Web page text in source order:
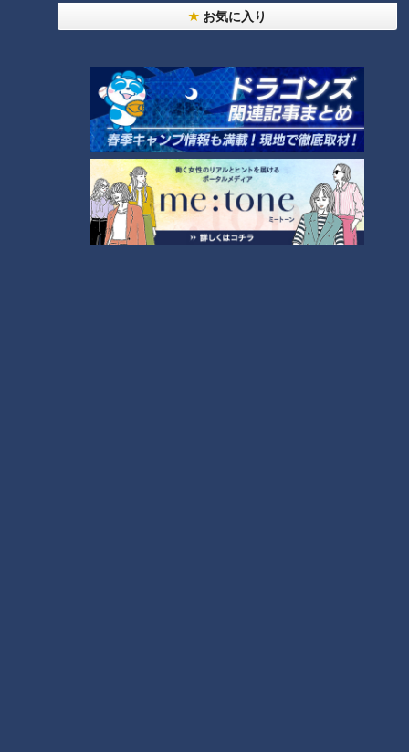
お気に入り
「サンデードラゴンズ」より立浪和義監督(C)CBCテレビ
察するならば低迷しているチーム成績だろうか。Ｒ．マルティ
ネス投手の個人成績を振り返ると、２０２２年が３９セーブを
挙げ、防御率０．９７。２０２３年は３２セーブ、防御率０．
３９。２年連続で防御率０点台を記録しながら、チームは２年
連続最下位に沈んだ。２０２４年も春先の勢いはすでに止まっ
ている。そんなセーブシチュエーションに恵まれない状況でも
我らの守護神は前を向いていた。